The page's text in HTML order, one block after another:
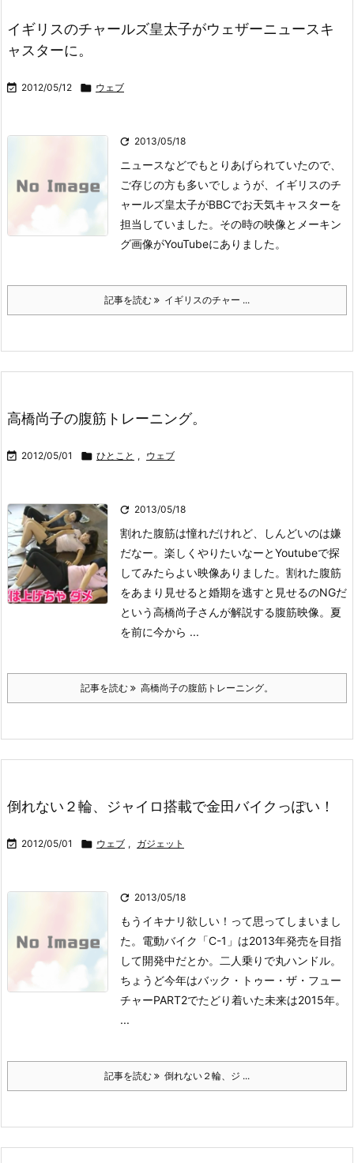
イギリスのチャールズ皇太子がウェザーニュースキ
ャスターに。
 2012/05/12  ウェブ
 2013/05/18
ニュースなどでもとりあげられていたので、
ご存じの方も多いでしょうが、イギリスのチ
ャールズ皇太子がBBCでお天気キャスターを
担当していました。その時の映像とメーキン
グ画像がYouTubeにありました。
記事を読む イギリスのチャー ...
高橋尚子の腹筋トレーニング。
 2012/05/01  ひとこと , ウェブ
 2013/05/18
割れた腹筋は憧れだけれど、しんどいのは嫌
だなー。楽しくやりたいなーとYoutubeで探
してみたらよい映像ありました。 割れた腹筋
をあまり見せると婚期を逃すと見せるのNGだ
という高橋尚子さんが解説する腹筋映像。夏
を前に今から ...
記事を読む 高橋尚子の腹筋トレーニング。
倒れない２輪、ジャイロ搭載で金田バイクっぽい！
 2012/05/01  ウェブ , ガジェット
 2013/05/18
もうイキナリ欲しい！って思ってしまいまし
た。 電動バイク「C-1」は2013年発売を目指
して開発中だとか。二人乗りで丸ハンドル。
ちょうど今年はバック・トゥー・ザ・フュー
チャーPART2でたどり着いた未来は2015年。
...
記事を読む 倒れない２輪、ジ ...